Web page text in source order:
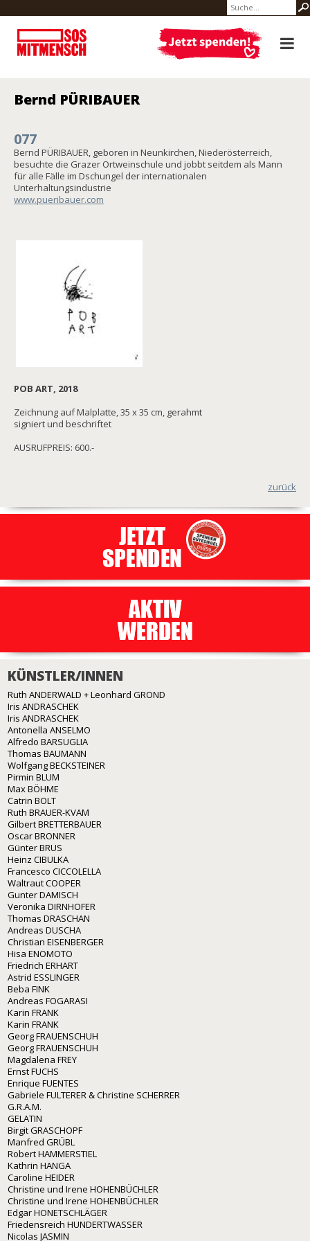
Bernd PÜRIBAUER
077
Bernd PÜRIBAUER, geboren in Neunkirchen, Niederösterreich,
besuchte die Grazer Ortweinschule und jobbt seitdem als Mann
für alle Fälle im Dschungel der internationalen
Unterhaltungsindustrie
www.pueribauer.com
POB ART, 2018
Zeichnung auf Malplatte, 35 x 35 cm, gerahmt
signiert und beschriftet
AUSRUFPREIS: 600.-
zurück
KÜNSTLER/INNEN
Ruth ANDERWALD + Leonhard GROND
Iris ANDRASCHEK
Iris ANDRASCHEK
Antonella ANSELMO
Alfredo BARSUGLIA
Thomas BAUMANN
Wolfgang BECKSTEINER
Pirmin BLUM
Max BÖHME
Catrin BOLT
Ruth BRAUER-KVAM
Gilbert BRETTERBAUER
Oscar BRONNER
Günter BRUS
Heinz CIBULKA
Francesco CICCOLELLA
Waltraut COOPER
Gunter DAMISCH
Veronika DIRNHOFER
Thomas DRASCHAN
Andreas DUSCHA
Christian EISENBERGER
Hisa ENOMOTO
Friedrich ERHART
Astrid ESSLINGER
Beba FINK
Andreas FOGARASI
Karin FRANK
Karin FRANK
Georg FRAUENSCHUH
Georg FRAUENSCHUH
Magdalena FREY
Ernst FUCHS
Enrique FUENTES
Gabriele FULTERER & Christine SCHERRER
G.R.A.M.
GELATIN
Birgit GRASCHOPF
Manfred GRÜBL
Robert HAMMERSTIEL
Kathrin HANGA
Caroline HEIDER
Christine und Irene HOHENBÜCHLER
Christine und Irene HOHENBÜCHLER
Edgar HONETSCHLÄGER
Friedensreich HUNDERTWASSER
Nicolas JASMIN